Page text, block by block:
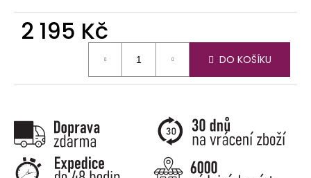
2 195 Kč
DO KOŠÍKU